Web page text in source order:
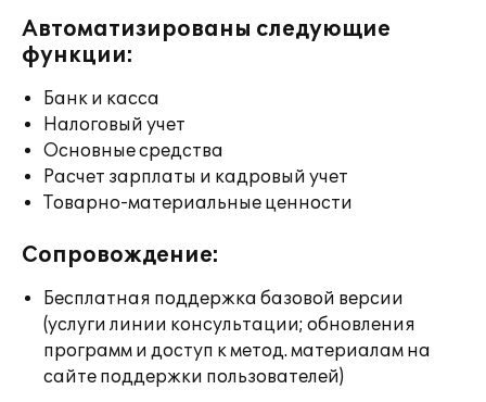
Автоматизированы следующие
функции:
Банк и касса
Налоговый учет
Основные средства
Расчет зарплаты и кадровый учет
Товарно-материальные ценности
Сопровождение:
Бесплатная поддержка базовой версии
(услуги линии консультации; обновления
программ и доступ к метод. материалам на
сайте поддержки пользователей)